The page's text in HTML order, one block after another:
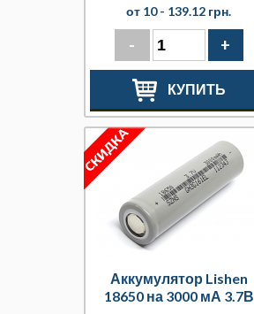
от 10 - 139.12 грн.
- +
КУПИТЬ
Аккумулятор Lishen
18650 на 3000 мА 3.7В